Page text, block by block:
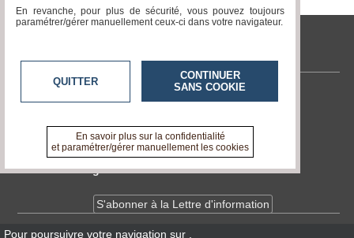
tvlocale.fr
Contactez-nous
A propos de tvlocale.fr
Devenir délégué
S'abonner à la Lettre d'information
Pour poursuivre votre navigation sur
En revanche, pour plus de sécurité, vous pouvez toujours
paramétrer/gérer manuellement ceux-ci dans votre navigateur.
QUITTER
CONTINUER
SANS COOKIE
En savoir plus sur la confidentialité
et paramétrer/gérer manuellement les cookies